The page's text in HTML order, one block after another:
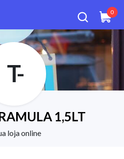
0
T-
1,5LT
loja online